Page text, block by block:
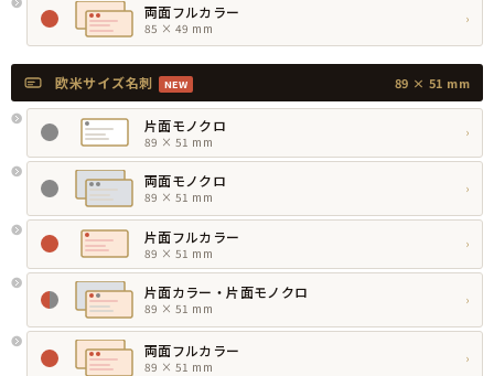
両面フルカラー
85 × 49 mm
›
欧米サイズ名刺 NEW 89 × 51 mm
片面モノクロ
89 × 51 mm
›
両面モノクロ
89 × 51 mm
›
片面フルカラー
89 × 51 mm
›
片面カラー・片面モノクロ
89 × 51 mm
›
両面フルカラー
89 × 51 mm
›